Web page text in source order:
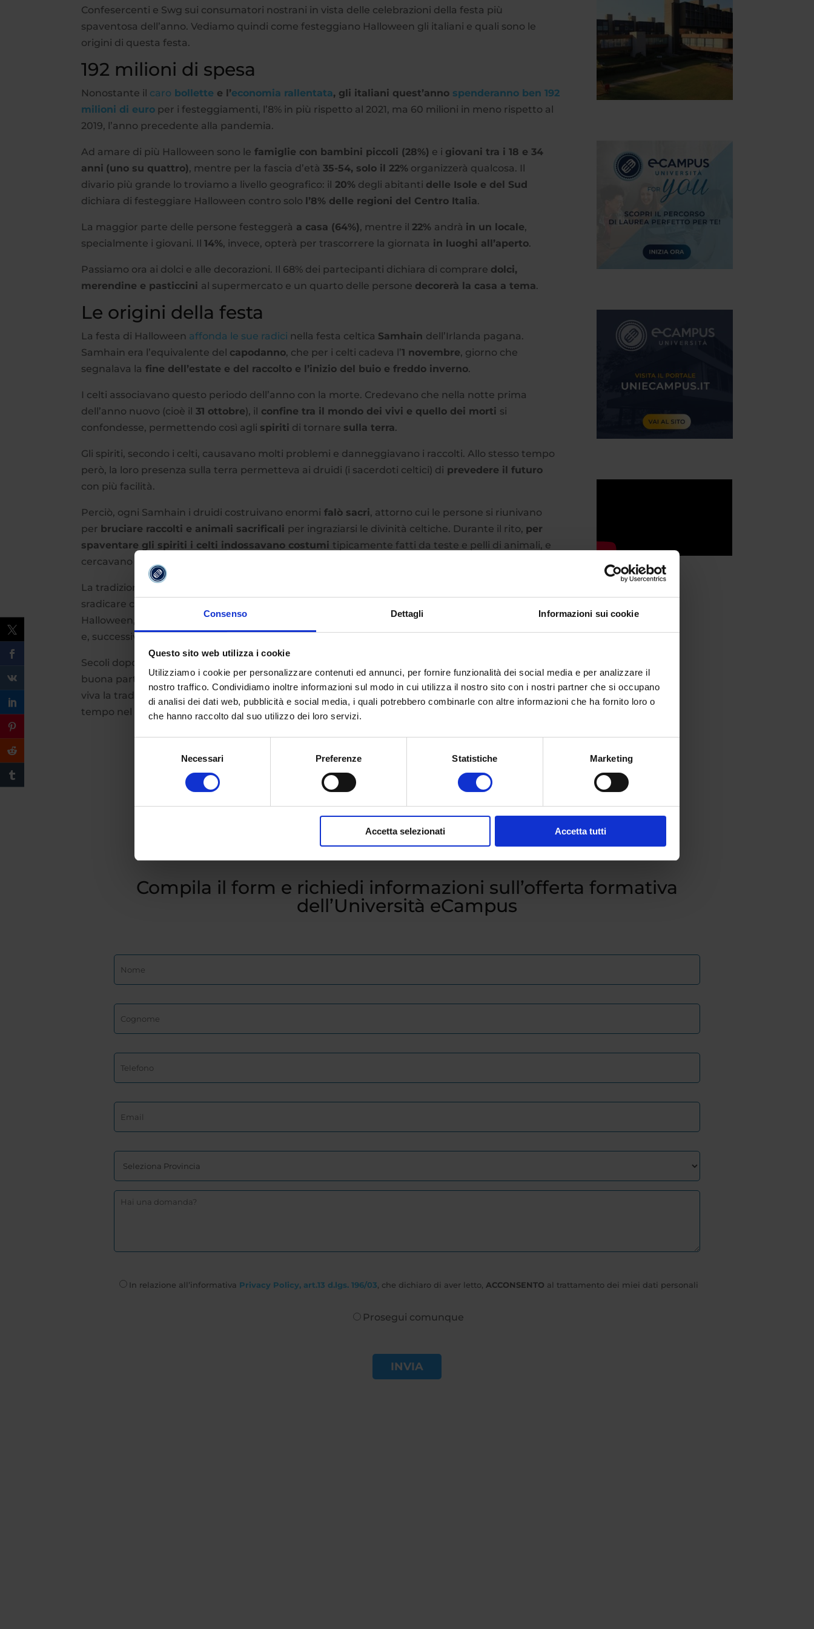
Consenso Dettagli Informazioni sui cookie
Questo sito web utilizza i cookie
Utilizziamo i cookie per personalizzare contenuti ed annunci, per fornire funzionalità dei social media e per analizzare il
nostro traffico. Condividiamo inoltre informazioni sul modo in cui utilizza il nostro sito con i nostri partner che si occupano
di analisi dei dati web, pubblicità e social media, i quali potrebbero combinarle con altre informazioni che ha fornito loro o
che hanno raccolto dal suo utilizzo dei loro servizi.
Necessari Preferenze Statistiche Marketing
Accetta selezionati Accetta tutti
Confesercenti e Swg sui consumatori nostrani in vista delle celebrazioni della festa più
spaventosa dell’anno. Vediamo quindi come festeggiano Halloween gli italiani e quali sono le
origini di questa festa.
192 milioni di spesa
Nonostante il caro bollette e l’economia rallentata, gli italiani quest’anno spenderanno ben 192
milioni di euro per i festeggiamenti, l’8% in più rispetto al 2021, ma 60 milioni in meno rispetto al
2019, l’anno precedente alla pandemia.
Ad amare di più Halloween sono le famiglie con bambini piccoli (28%) e i giovani tra i 18 e 34
anni (uno su quattro), mentre per la fascia d’età35-54, solo il 22% organizzerà qualcosa. Il
divario più grande lo troviamo a livello geografico: il 20% degli abitanti delle Isole e del Sud
dichiara di festeggiare Halloween contro solo l’8% delle regioni del Centro Italia.
La maggior parte delle persone festeggerà a casa (64%), mentre il22% andrà in un locale,
specialmente i giovani. Il14%, invece, opterà per trascorrere la giornata in luoghi all’aperto.
Passiamo ora ai dolci e alle decorazioni. Il 68% dei partecipanti dichiara di comprare dolci,
merendine e pasticcini al supermercato e un quarto delle persone decorerà la casa a tema.
Le origini della festa
La festa di Halloween affonda le sue radici nella festa celtica Samhain dell’Irlanda pagana.
Samhain era l’equivalente del capodanno, che per i celti cadeva l’1 novembre, giorno che
segnalava la fine dell’estate e del raccolto e l’inizio del buio e freddo inverno.
I celti associavano questo periodo dell’anno con la morte. Credevano che nella notte prima
dell’anno nuovo (cioè il 31 ottobre), il confine tra il mondo dei vivi e quello dei morti si
confondesse, permettendo così agli spiriti di tornare sulla terra.
Gli spiriti, secondo i celti, causavano molti problemi e danneggiavano i raccolti. Allo stesso tempo
però, la loro presenza sulla terra permetteva ai druidi (i sacerdoti celtici) di prevedere il futuro
con più facilità.
Perciò, ogni Samhain i druidi costruivano enormi falò sacri, attorno cui le persone si riunivano
per bruciare raccolti e animali sacrificali per ingraziarsi le divinità celtiche. Durante il rito, per
spaventare gli spiriti i celti indossavano costumi tipicamente fatti da teste e pelli di animali, e
cercavano di indovinare la sorte degli altri.
La tradizione rimase radicata in Irlanda anche con l’avvento del cristianesimo. La Chiesa cercò di
sradicare completamente qualsiasi rito pagano, ma non riuscì a cancellare definitivamente
Halloween, che, anzi, fu “assorbita” nella nuova tradizione del giorno di
Ognissanti l’1 novembre
e, successivamente, dalla
Secoli dopo, precisamente nel XIX, l’Irlanda attraversò un’atroce carestia che costrinse una
buona parte della popolazione ad emigrare negliStati Uniti. Lì, la comunità irlandese mantenne
viva la tradizione di Halloween, diffondendosi in tutto il continente americano e col passare del
tempo nel resto del mondo.
Compila il form e richiedi informazioni sull’offerta formativa
dell’Università eCampus
In relazione all’informativa Privacy Policy, art.13 d.lgs. 196/03, che dichiaro di aver letto, ACCONSENTO al trattamento dei miei dati personali
Prosegui comunque